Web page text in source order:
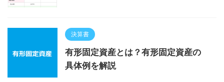
決算書
有形固定資産とは？有形固定資産の
具体例を解説